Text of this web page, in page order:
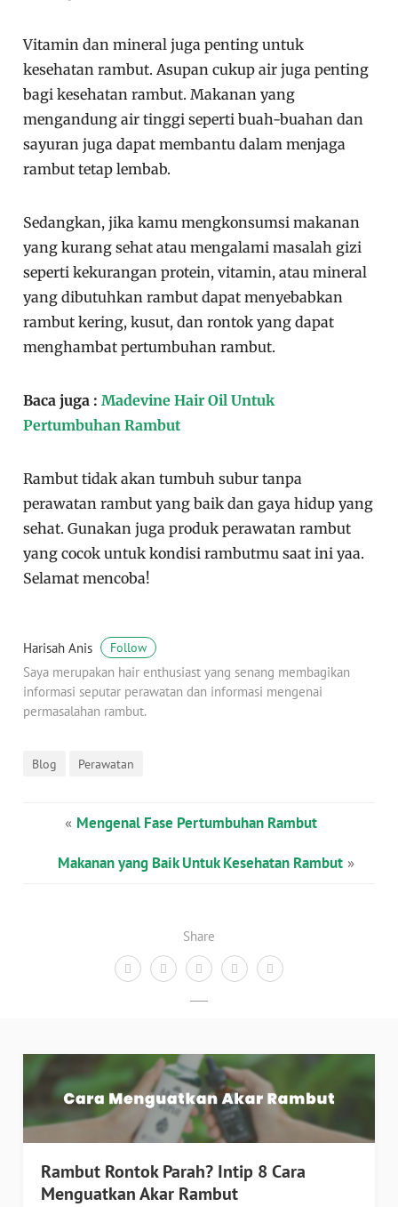
Share
Vitamin dan mineral juga penting untuk
kesehatan rambut. Asupan cukup air juga penting
bagi kesehatan rambut. Makanan yang
mengandung air tinggi seperti buah-buahan dan
sayuran juga dapat membantu dalam menjaga
rambut tetap lembab.
Sedangkan, jika kamu mengkonsumsi makanan
yang kurang sehat atau mengalami masalah gizi
seperti kekurangan protein, vitamin, atau mineral
yang dibutuhkan rambut dapat menyebabkan
rambut kering, kusut, dan rontok yang dapat
menghambat pertumbuhan rambut.
Baca juga :Madevine Hair Oil Untuk
Pertumbuhan Rambut
Rambut tidak akan tumbuh subur tanpa
perawatan rambut yang baik dan gaya hidup yang
sehat. Gunakan juga produk perawatan rambut
yang cocok untuk kondisi rambutmu saat ini yaa.
Selamat mencoba!
Harisah Anis Follow
Saya merupakan hair enthusiast yang senang membagikan
informasi seputar perawatan dan informasi mengenai
permasalahan rambut.
Blog Perawatan
« Mengenal Fase Pertumbuhan Rambut
Makanan yang Baik Untuk Kesehatan Rambut»
Rambut Rontok Parah? Intip 8 Cara
Menguatkan Akar Rambut